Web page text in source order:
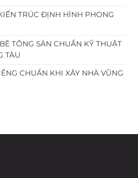
TRÚC ĐỊNH HÌNH PHONG
TÔNG SÀN CHUẨN KỸ THUẬT
TÀU
CHUẨN KHI XÂY NHÀ VŨNG